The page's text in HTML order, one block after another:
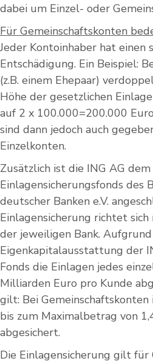
dabei um Einzel- oder
Für Gemeinschaftskonten
Jeder Kontoinhaber hat einen
Entschädigung. Ein Beispiel:
(z.B. einem Ehepaar)
Höhe der gesetzlichen
auf 2 x 100.000=200.000
sind dann jedoch auch
Einzelkonten.
Zusätzlich ist die ING AG dem
Einlagensicherungsfonds des
deutscher Banken e.V.
Einlagensicherung richtet
der jeweiligen Bank.
Eigenkapitalausstattung der
Fonds die Einlagen jedes
Milliarden Euro pro Kunde
gilt: Bei
bis zum Maximalbetrag von
abgesichert.
Die Einlagensicherung gilt für